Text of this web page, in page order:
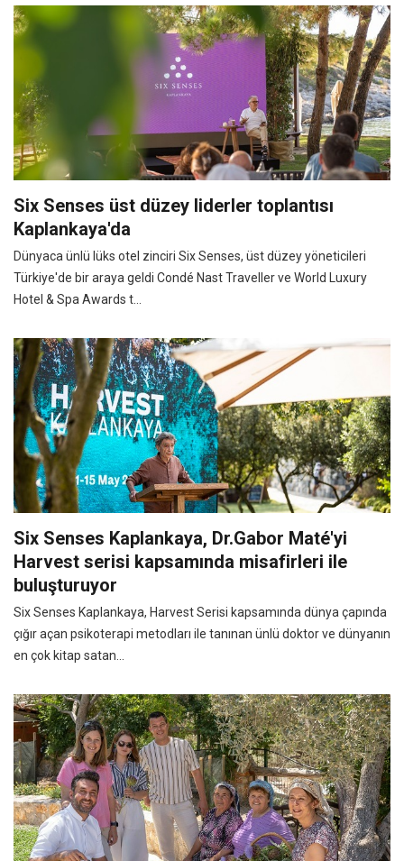
Six Senses üst düzey liderler toplantısı
Kaplankaya'da
Dünyaca ünlü lüks otel zinciri Six Senses, üst düzey yöneticileri
Türkiye'de bir araya geldi Condé Nast Traveller ve World Luxury
Hotel & Spa Awards t...
Six Senses Kaplankaya, Dr.Gabor Maté'yi
Harvest serisi kapsamında misafirleri ile
buluşturuyor
Six Senses Kaplankaya, Harvest Serisi kapsamında dünya çapında
çığır açan psikoterapi metodları ile tanınan ünlü doktor ve dünyanın
en çok kitap satan...